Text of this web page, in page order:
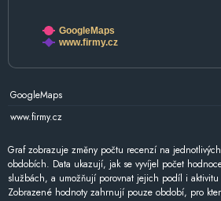
GoogleMaps
www.firmy.cz
GoogleMaps
www.firmy.cz
Graf zobrazuje změny počtu recenzí na
obdobích. Data ukazují, jak se vyvíjel počet
službách, a umožňují porovnat jejich podíl i
Zobrazené hodnoty zahrnují pouze období, pro